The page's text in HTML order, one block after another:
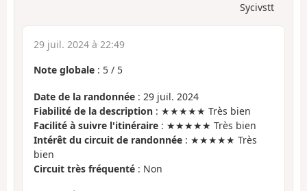
Sycivstt
29 juil. 2024 à 22:49
Note globale : 5 / 5
Date de la randonnée : 29 juil. 2024
Fiabilité de la description : ★★★★★ Très bien
Facilité à suivre l'itinéraire : ★★★★★ Très bien
Intérêt du circuit de randonnée : ★★★★★ Très
bien
Circuit très fréquenté : Non